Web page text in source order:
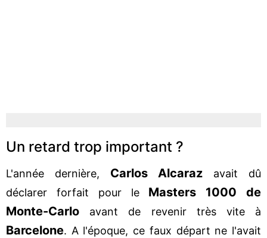
Un retard trop important ?
L'année dernière, Carlos Alcaraz avait dû
déclarer forfait pour le Masters 1000 de
Monte-Carlo avant de revenir très vite à
Barcelone. A l'époque, ce faux départ ne l'avait